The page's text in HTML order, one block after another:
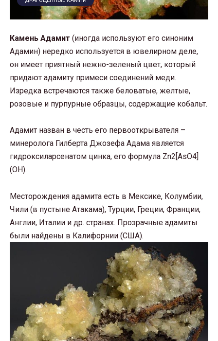
Камень Адамит (иногда используют его синоним
Адамин) нередко используется в ювелирном деле,
он имеет приятный нежно-зеленый цвет, который
придают адамиту примеси соединений меди.
Изредка встречаются также беловатые, желтые,
розовые и пурпурные образцы, содержащие кобальт.
Адамит назван в честь его первооткрывателя –
минеролога Гилберта Джозефа Адама является
гидроксиларсенатом цинка, его формула Zn2[AsO4]
(OH).
Месторождения адамита есть в Мексике, Колумбии,
Чили (в пустыне Атакама), Турции, Греции, Франции,
Англии, Италии и др. странах. Прозрачные адамиты
были найдены в Калифорнии (США).